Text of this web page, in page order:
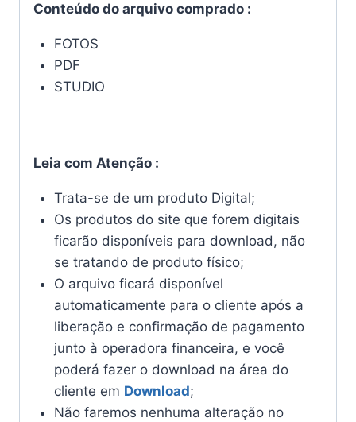
Conteúdo do arquivo comprado :
FOTOS
PDF
STUDIO
Leia com Atenção :
Trata-se de um produto Digital;
Os produtos do site que forem digitais
ficarão disponíveis para download, não
se tratando de produto físico;
O arquivo ficará disponível
automaticamente para o cliente após a
liberação e confirmação de pagamento
junto à operadora financeira, e você
poderá fazer o download na área do
cliente em Download;
Não faremos nenhuma alteração no